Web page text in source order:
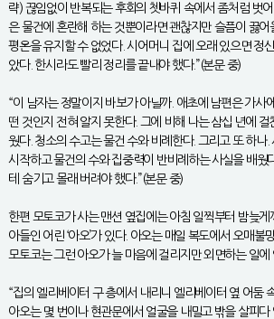
략) 끊임없이 반복되는 후회의 쳇바퀴 속에서 좀처럼 벗
은 물건에 혼란해 하는 것뿐이라면 괜찮지만 슬픔이 끓어
평온을 유지할 수 없었다. 시어머니 집에 오래 있으면 정
았다. 한시라도 빨리 정리를 끝내야 했다.”(본문 중)
“이 남자는 정말이지 바보가 아닐까. 애초에 남편은 가사
떤 것인지 전혀 알지 못한다. 그에 비해 나는 삼십 년에 걸
웠다. 청소의 수고는 물건 수와 비례한다. 그리고 또 하나
시작하고 물건의 수와 집중력이 반비례하는 사실을 배웠
테 숨기고 몰래 버려야 했다.”(본문 중)
한편 모토코가 사는 맨션 옆집에는 아침 일찍부터 밤늦게
아들인 어린 ‘아오’가 있다. 아오는 매일 복도에서 오매불
모토코는 그런 아오가 늘 마음에 걸리지만 외면하는 일에
“집의 엘리베이터 구 층에서 내리니 엘리베이터 옆 어둠
아오는 몇 번이나 현관문에서 얼굴을 내밀고 밖을 살피다